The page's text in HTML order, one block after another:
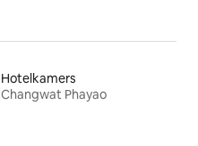
Hotelkamers
Changwat Phayao